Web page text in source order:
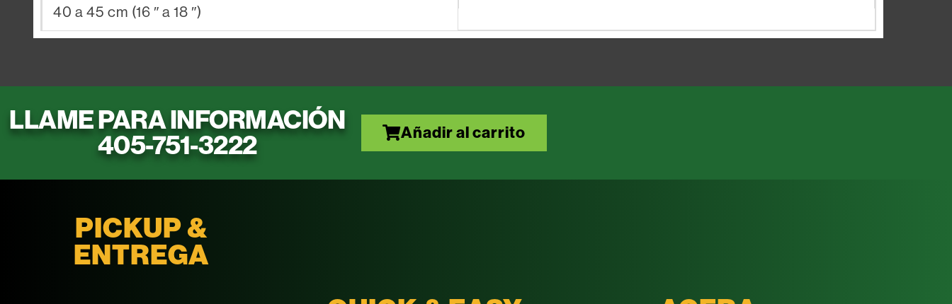
40 a 45 cm (16 ″ a 18 ″)
LLAME PARA INFORMACIÓN
405-751-3222
Añadir al carrito
PICKUP &
ENTREGA